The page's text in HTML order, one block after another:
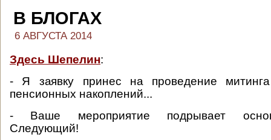
В БЛОГАХ
6 АВГУСТА 2014
Здесь Шепелин:
- Я заявку принес на проведение
пенсионных накоплений...
- Ваше мероприятие подрывает
Следующий!